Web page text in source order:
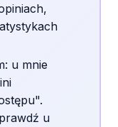
u mnie
u